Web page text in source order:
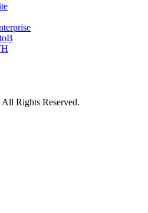
All Rights Reserved.